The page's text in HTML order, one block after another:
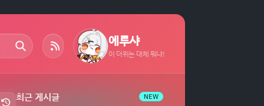
에루샤
이 더위는 대체 뭐냐!
최근 게시글 NEW